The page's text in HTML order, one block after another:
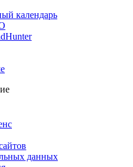
календарь
данных